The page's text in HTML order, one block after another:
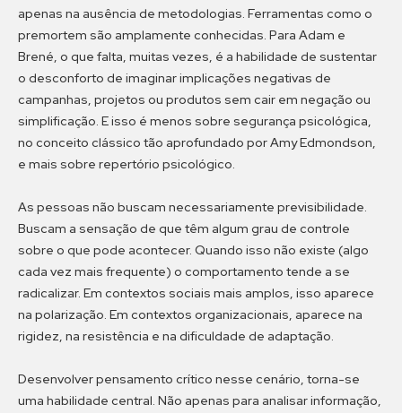
apenas na ausência de metodologias. Ferramentas como o
premortem são amplamente conhecidas. Para Adam e
Brené, o que falta, muitas vezes, é a habilidade de sustentar
o desconforto de imaginar implicações negativas de
campanhas, projetos ou produtos sem cair em negação ou
simplificação. E isso é menos sobre segurança psicológica,
no conceito clássico tão aprofundado por Amy Edmondson,
e mais sobre repertório psicológico.
As pessoas não buscam necessariamente previsibilidade.
Buscam a sensação de que têm algum grau de controle
sobre o que pode acontecer. Quando isso não existe (algo
cada vez mais frequente) o comportamento tende a se
radicalizar. Em contextos sociais mais amplos, isso aparece
na polarização. Em contextos organizacionais, aparece na
rigidez, na resistência e na dificuldade de adaptação.
Desenvolver pensamento crítico nesse cenário, torna-se
uma habilidade central. Não apenas para analisar informação,